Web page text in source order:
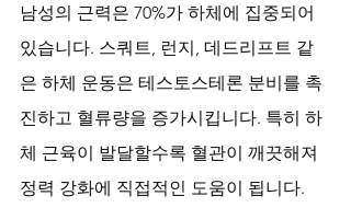
남성의 근력은 70%가 하체에 집중되어
있습니다. 스쿼트, 런지, 데드리프트 같
은 하체 운동은 테스토스테론 분비를 촉
진하고 혈류량을 증가시킵니다. 특히 하
체 근육이 발달할수록 혈관이 깨끗해져
정력 강화에 직접적인 도움이 됩니다.